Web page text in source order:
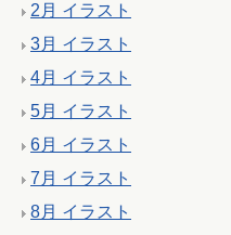
2月 イラスト
3月 イラスト
4月 イラスト
5月 イラスト
6月 イラスト
7月 イラスト
8月 イラスト